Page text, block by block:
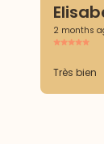
2 months
Très bien